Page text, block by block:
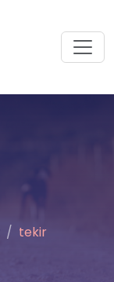
tekir